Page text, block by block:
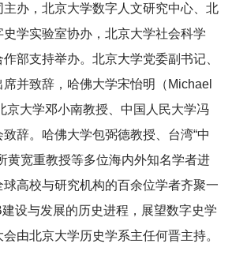
办，北京大学数字人文研究中心、北
学实验室协办，北京大学社会科学
部支持举办。北京大学党委副书记、
并致辞，哈佛大学宋怡明（ Michael
京大学邓小南教授、中国人民大学冯
辞。哈佛大学包弼德教授、台湾“中
黄宽重教授等多位海内外知名学者进
高校与研究机构的百余位学者齐聚一
设与发展的历史进程，展望数字史学
由北京大学历史学系主任何晋主持。